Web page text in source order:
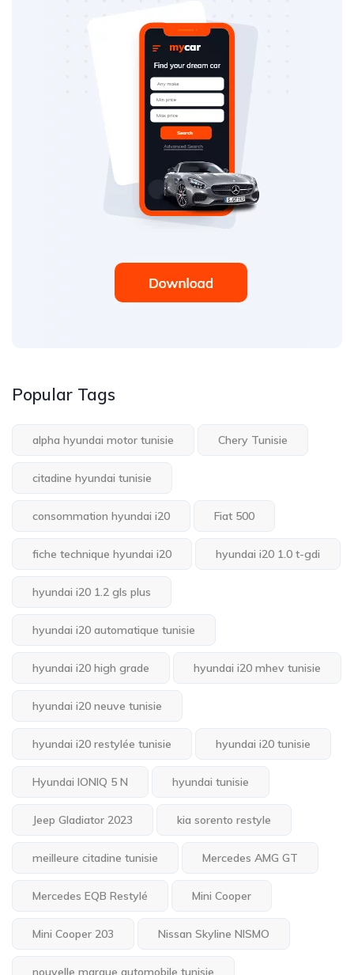
Popular Tags
alpha hyundai motor tunisie Chery Tunisie
citadine hyundai tunisie
consommation hyundai i20 Fiat 500
fiche technique hyundai i20 hyundai i20 1.0 t-gdi
hyundai i20 1.2 gls plus
hyundai i20 automatique tunisie
hyundai i20 high grade hyundai i20 mhev tunisie
hyundai i20 neuve tunisie
hyundai i20 restylée tunisie hyundai i20 tunisie
Hyundai IONIQ 5 N hyundai tunisie
Jeep Gladiator 2023 kia sorento restyle
meilleure citadine tunisie Mercedes AMG GT
Mercedes EQB Restylé Mini Cooper
Mini Cooper 203 Nissan Skyline NISMO
nouvelle marque automobile tunisie